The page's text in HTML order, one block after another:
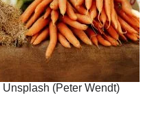
(Peter Wendt)